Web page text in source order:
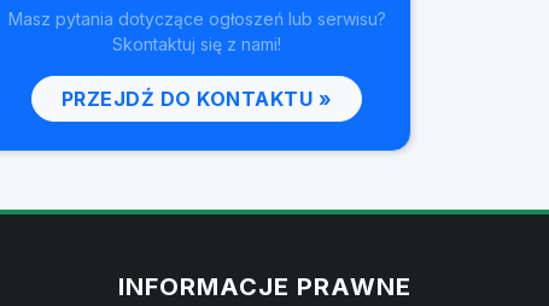
Masz pytania dotyczące ogłoszeń lub serwisu?
Skontaktuj się z nami!
PRZEJDŹ DO KONTAKTU »
INFORMACJE PRAWNE